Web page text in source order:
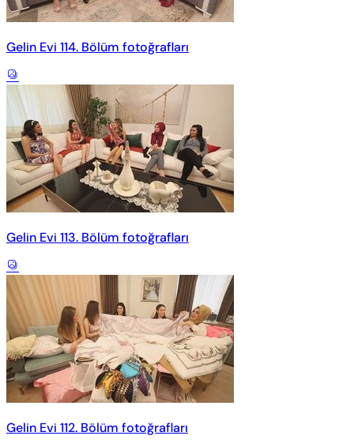
Gelin Evi 114. Bölüm fotoğrafları
Gelin Evi 113. Bölüm fotoğrafları
Gelin Evi 112. Bölüm fotoğrafları